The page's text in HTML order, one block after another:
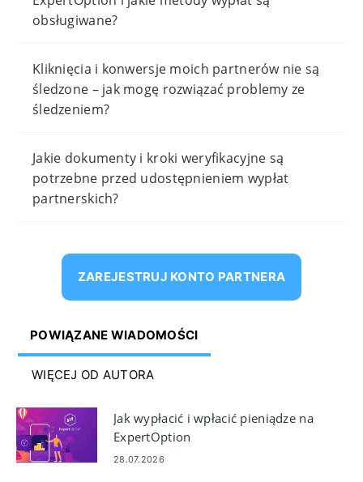
obsługiwane?
Kliknięcia i konwersje moich partnerów nie są
śledzone – jak mogę rozwiązać problemy ze
śledzeniem?
Jakie dokumenty i kroki weryfikacyjne są
potrzebne przed udostępnieniem wypłat
partnerskich?
ZAREJESTRUJ KONTO PARTNERA
POWIĄZANE WIADOMOŚCI
WIĘCEJ OD AUTORA
Jak wypłacić i wpłacić pieniądze na
ExpertOption
28.07.2026